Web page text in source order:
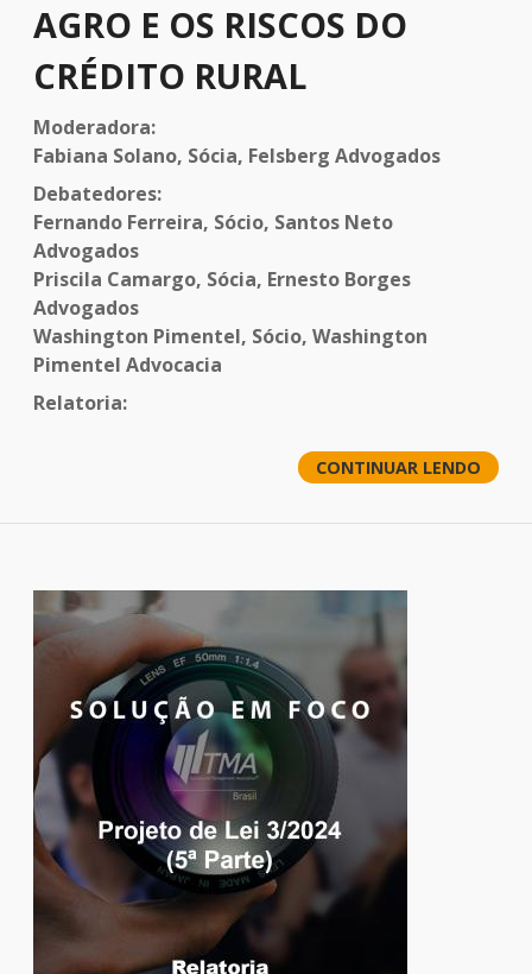
AGRO E OS RISCOS DO
CRÉDITO RURAL
Moderadora:
Fabiana Solano, Sócia, Felsberg Advogados
Debatedores:
Fernando Ferreira, Sócio, Santos Neto
Advogados
Priscila Camargo, Sócia, Ernesto Borges
Advogados
Washington Pimentel, Sócio, Washington
Pimentel Advocacia
Relatoria:
CONTINUAR LENDO